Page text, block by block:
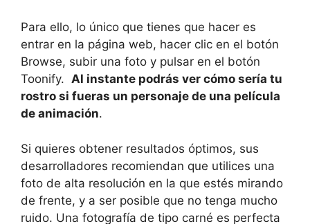
Para ello, lo único que tienes que hacer es
entrar en la página web, hacer clic en el botón
Browse, subir una foto y pulsar en el botón
Toonify. Al instante podrás ver cómo sería tu
rostro si fueras un personaje de una película
de animación.
Si quieres obtener resultados óptimos, sus
desarrolladores recomiendan que utilices una
foto de alta resolución en la que estés mirando
de frente, y a ser posible que no tenga mucho
ruido. Una fotografía de tipo carné es perfecta